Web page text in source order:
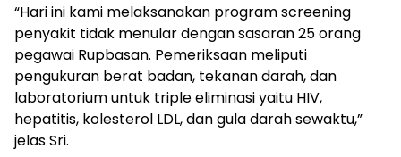
“Hari ini kami melaksanakan program screening
penyakit tidak menular dengan sasaran 25 orang
pegawai Rupbasan. Pemeriksaan meliputi
pengukuran berat badan, tekanan darah, dan
laboratorium untuk triple eliminasi yaitu HIV,
hepatitis, kolesterol LDL, dan gula darah sewaktu,”
jelas Sri.